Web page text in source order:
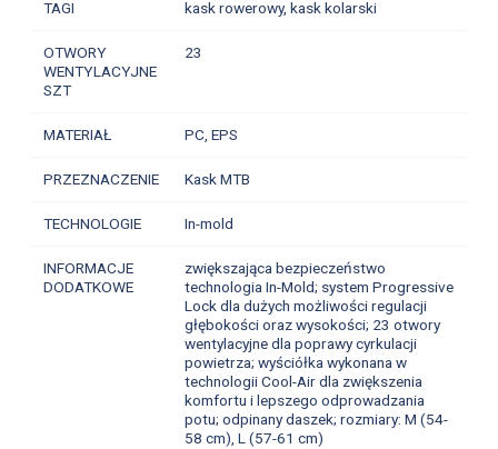
TAGI kask rowerowy, kask kolarski
OTWORY
WENTYLACYJNE
SZT
23
MATERIAŁ PC, EPS
PRZEZNACZENIE Kask MTB
TECHNOLOGIE In-mold
INFORMACJE
DODATKOWE
zwiększająca bezpieczeństwo
technologia In-Mold; system Progressive
Lock dla dużych możliwości regulacji
głębokości oraz wysokości; 23 otwory
wentylacyjne dla poprawy cyrkulacji
powietrza; wyściółka wykonana w
technologii Cool-Air dla zwiększenia
komfortu i lepszego odprowadzania
potu; odpinany daszek; rozmiary: M (54-
58 cm), L (57-61 cm)